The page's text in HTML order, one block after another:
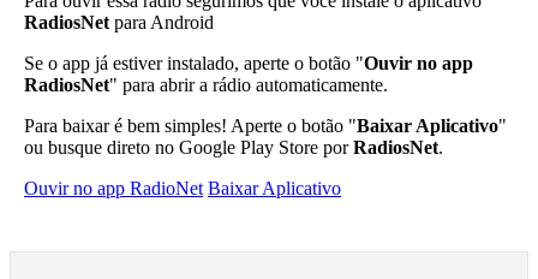
RadiosNet para Android
Se o app já estiver instalado, aperte o botão "Ouvir no app
RadiosNet" para abrir a rádio automaticamente.
Para baixar é bem simples! Aperte o botão "Baixar Aplicativo"
ou busque direto no Google Play Store porRadiosNet.
Ouvir no app RadioNet Baixar Aplicativo